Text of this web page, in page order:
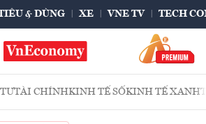
& DÙNG XE VNE TV TECH
TÀI CHÍNHKINH TẾ SỐKINH TẾ XANH